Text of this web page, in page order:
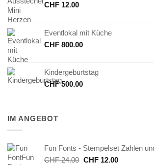
CHF 12.00
Eventlokal mit Küche
CHF 800.00
Kindergeburtstag
CHF500.00
IM ANGEBOT
Fun Fonts - Stempelset Zahlen
CHF24.00 Ursprünglicher
CHF12.00Aktueller